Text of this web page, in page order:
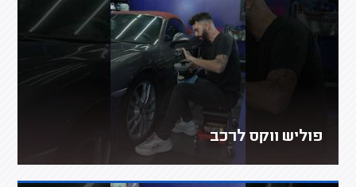
פוליש ווקס לרכב